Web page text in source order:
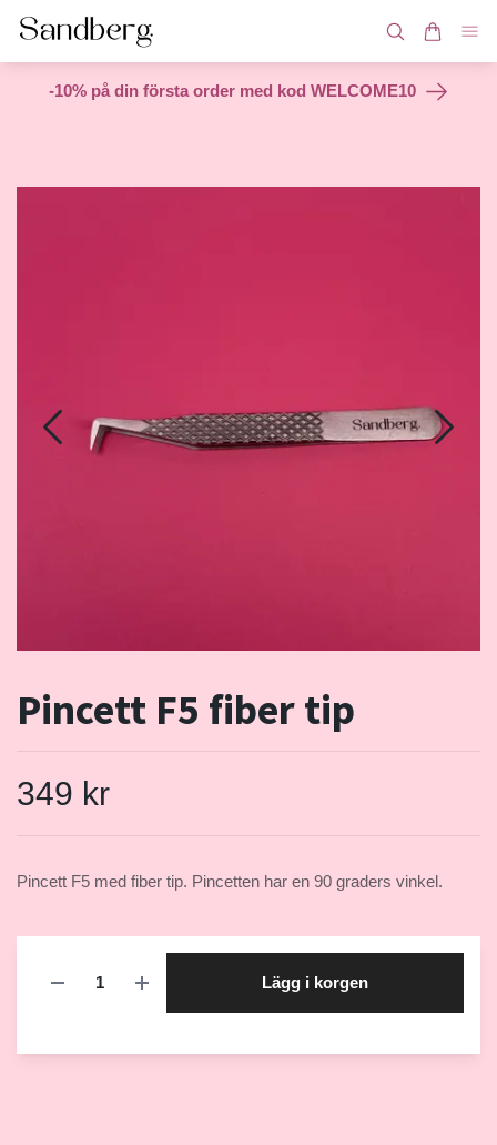
-10% på din första order med kod WELCOME10
Pincett F5 fiber tip
349 kr
Pincett F5 med fiber tip. Pincetten har en 90 graders vinkel.
Lägg i korgen